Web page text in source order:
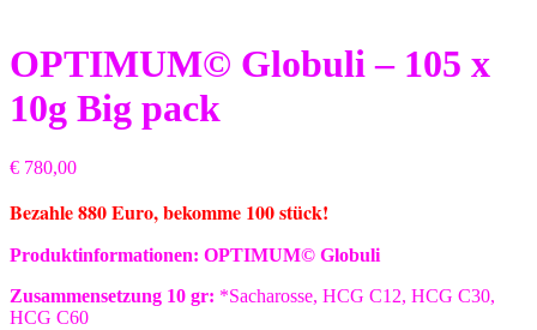
OPTIMUM© Globuli – 105 x
10g Big pack
€ 780,00
Bezahle 880 Euro, bekomme 100 stück!
Produktinformationen: OPTIMUM© Globuli
Zusammensetzung 10 gr: *Sacharosse, HCG C12, HCG C30,
HCG C60